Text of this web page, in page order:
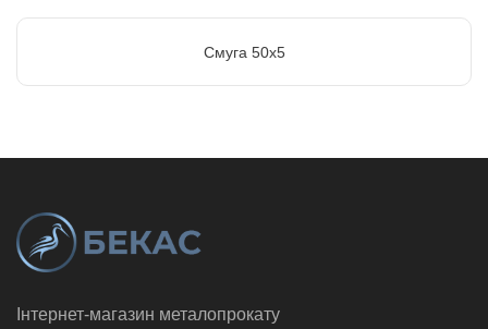
Смуга 50х5
Інтернет-магазин металопрокату